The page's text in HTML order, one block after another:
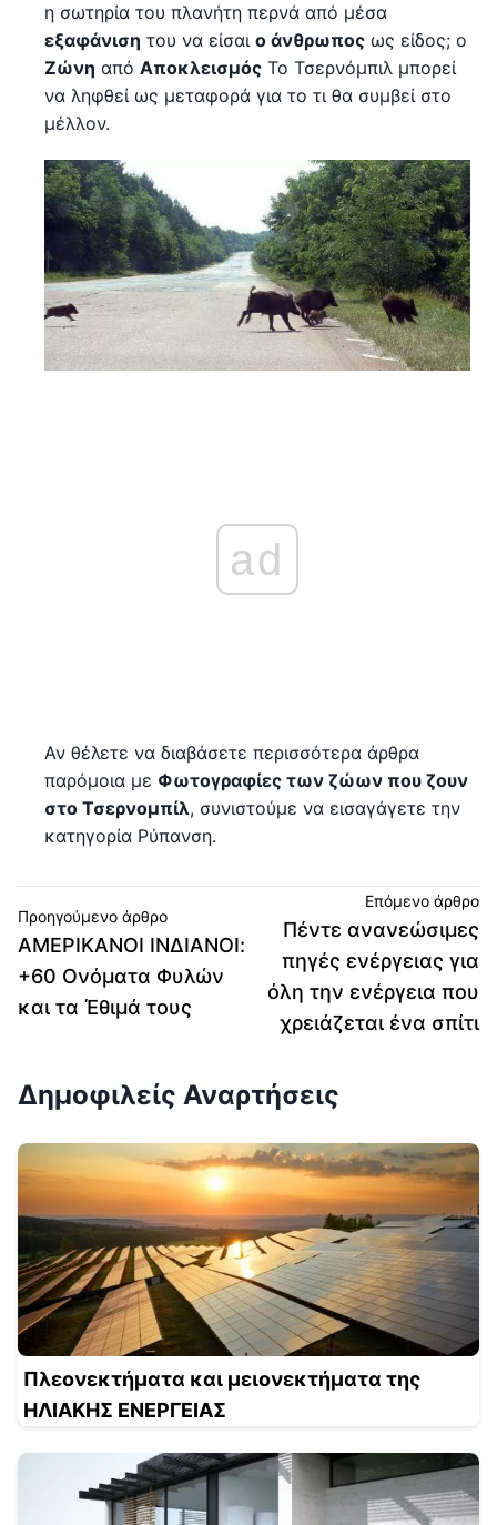
η σωτηρία του πλανήτη περνά από μέσα
εξαφάνιση του να είσαι ο άνθρωπος ως είδος; ο
Ζώνη από Αποκλεισμός Το Τσερνόμπιλ μπορεί
να ληφθεί ως μεταφορά για το τι θα συμβεί στο
μέλλον.
ad
Αν θέλετε να διαβάσετε περισσότερα άρθρα
παρόμοια με Φωτογραφίες των ζώων που ζουν
στο Τσερνομπίλ, συνιστούμε να εισαγάγετε την
κατηγορία Ρύπανση.
Προηγούμενο άρθρο
ΑΜΕΡΙΚΑΝΟΙ ΙΝΔΙΑΝΟΙ:
+60 Ονόματα Φυλών
και τα Έθιμά τους
Επόμενο άρθρο
Πέντε ανανεώσιμες
πηγές ενέργειας για
όλη την ενέργεια που
χρειάζεται ένα σπίτι
Δημοφιλείς Αναρτήσεις
Πλεονεκτήματα και μειονεκτήματα της
ΗΛΙΑΚΗΣ ΕΝΕΡΓΕΙΑΣ